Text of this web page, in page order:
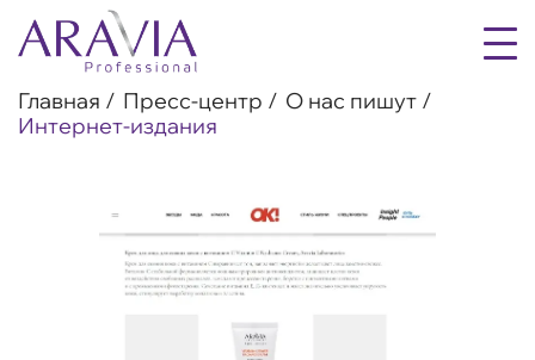
Главная Пресс-центр
О нас пишут
Интернет-издания